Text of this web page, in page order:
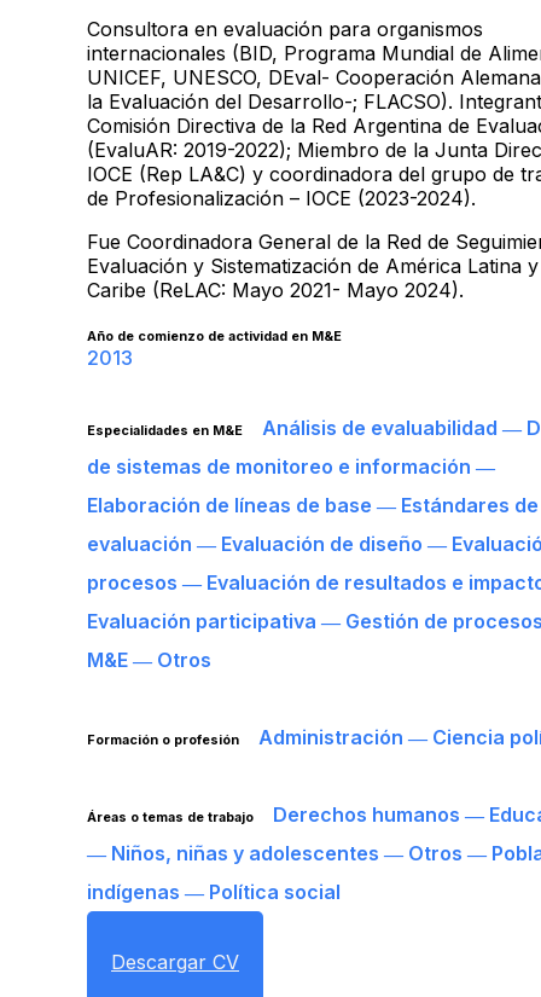
Consultora en evaluación para organismos
internacionales (BID, Programa Mundial de
UNICEF, UNESCO, DEval- Cooperación
la Evaluación del Desarrollo-; FLACSO).
Comisión Directiva de la Red Argentina de
(EvaluAR: 2019-2022); Miembro de la Junta
IOCE (Rep LA&C) y coordinadora del grupo de
de Profesionalización – IOCE (2023-2024).
Fue Coordinadora General de la Red de
Evaluación y Sistematización de América Latina
Caribe (ReLAC: Mayo 2021- Mayo 2024).
Año de comienzo de actividad en M&E
2013
Especialidades en M&E
Análisis de evaluabilidad ―
de sistemas de monitoreo e información ―
Elaboración de líneas de base ― Estándares de
evaluación ― Evaluación de diseño ―
procesos ― Evaluación de resultados e
Evaluación participativa ― Gestión de
M&E ― Otros
Formación o profesión Administración ― Ciencia
Áreas o temas de trabajo
Derechos humanos ―
― Niños, niñas y adolescentes ― Otros ―
indígenas ― Política social
Descargar CV